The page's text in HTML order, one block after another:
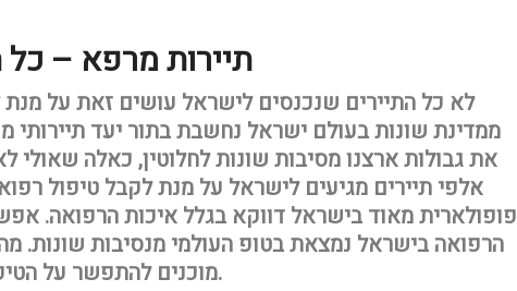
תיירות מרפא –
לא כל התיירים שנכנסים לישראל עושים זאת על מנת
ממדינת שונות בעולם ישראל נחשבת בתור יעד תיירותי
את גבולות ארצנו מסיבות שונות לחלוטין, כאלה שאולי
אלפי תיירים מגיעים לישראל על מנת לקבל טיפול
פופולארית מאוד בישראל דווקא בגלל איכות הרפואה.
הרפואה בישראל נמצאת בטופ העולמי מנסיבות שונות.
מוכנים להתפשר על הטיפול ולכן הם מגיעים לישראל.